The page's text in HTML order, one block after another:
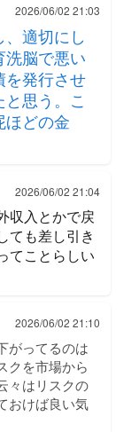
2026/06/02 21:03
適切にし
洗脳で悪い
を発行させ
思う。こ
ほどの金
2026/06/02 21:04
収入とかで戻
ても差し引き
てことらしい
2026/06/02 21:10
がってるのは
クを市場から
々はリスクの
おけば良い気